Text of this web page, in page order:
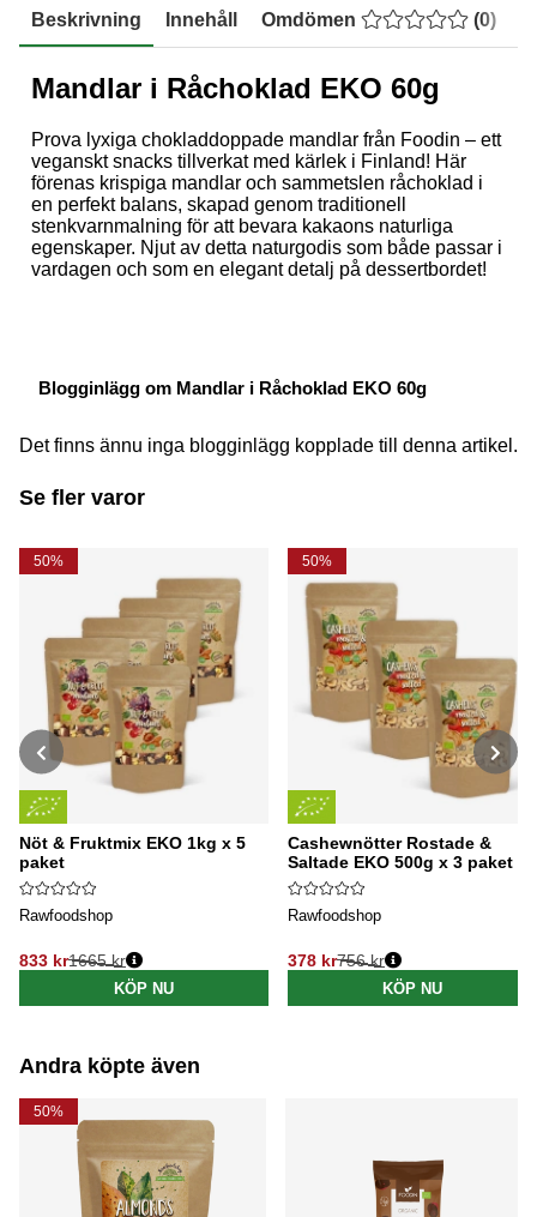
Beskrivning Innehåll Omdömen (0)
Mandlar i Råchoklad EKO 60g
Prova lyxiga chokladdoppade mandlar från Foodin – ett
veganskt snacks tillverkat med kärlek i Finland! Här
förenas krispiga mandlar och sammetslen råchoklad i
en perfekt balans, skapad genom traditionell
stenkvarnmalning för att bevara kakaons naturliga
egenskaper. Njut av detta naturgodis som både passar i
vardagen och som en elegant detalj på dessertbordet!
Blogginlägg om Mandlar i Råchoklad EKO 60g
Det finns ännu inga blogginlägg kopplade till denna artikel.
Se fler varor
50%
Nöt & Fruktmix EKO 1kg x 5
paket
Rawfoodshop
833 kr
Ordinarie pris:
1665 kr
KÖP NU
50%
Cashewnötter Rostade &
Saltade EKO 500g x 3 paket
Rawfoodshop
378 kr
Ordinarie pris:
756 kr
KÖP NU
Andra köpte även
50%